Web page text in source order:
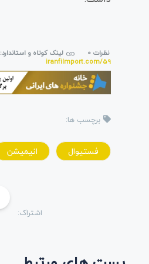
نظرات 0
لینک کوتاه و استاندارد:
iranfilmport.com/59
برچسب ها:
فستيوال انيميشن
اشتراک: